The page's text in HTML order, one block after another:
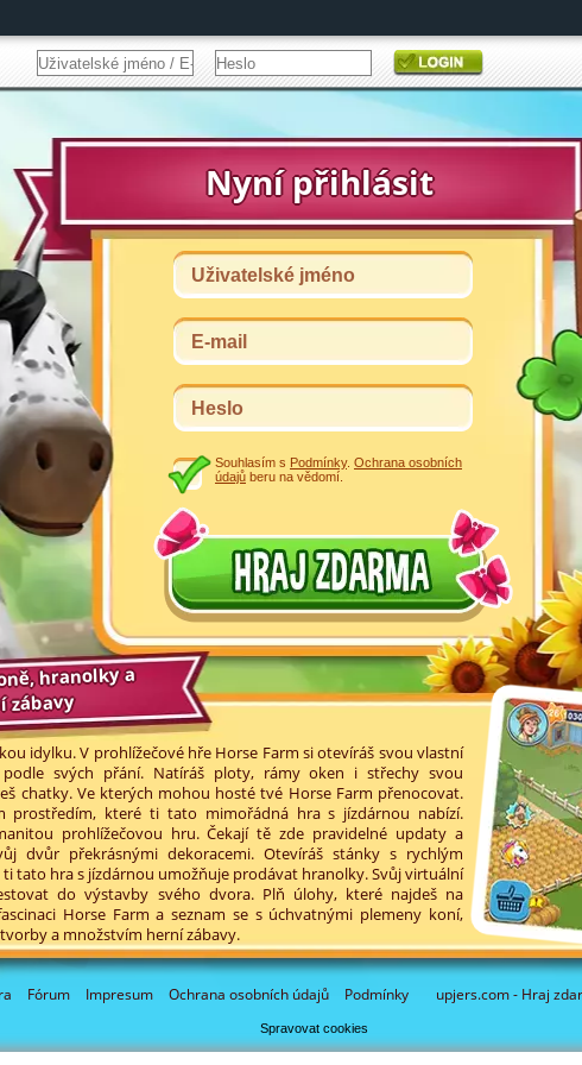
Fórum Impresum Ochrana osobních údajů Podmínky upjers.com - Hraj
Spravovat cookies
hranolky a
zábavy
idylku. V prohlížečové hře Horse Farm si otevíráš svou vlastní
podle svých přání. Natíráš ploty, rámy oken i střechy svou
chatky. Ve kterých mohou hosté tvé Horse Farm přenocovat.
prostředím, které ti tato mimořádná hra s jízdárnou nabízí.
prohlížečovou hru. Čekají tě zde pravidelné updaty a
dvůr překrásnými dekoracemi. Otevíráš stánky s rychlým
tato hra s jízdárnou umožňuje prodávat hranolky. Svůj virtuální
do výstavby svého dvora. Plň úlohy, které najdeš na
Horse Farm a seznam se s úchvatnými plemeny koní,
a množstvím herní zábavy.
Souhlasím s Podmínky. Ochrana osobních
údajů beru na vědomí.